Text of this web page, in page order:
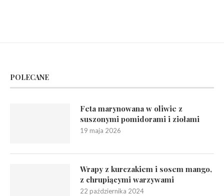
POLECANE
Feta marynowana w oliwie z
suszonymi pomidorami i ziołami
19 maja 2026
Wrapy z kurczakiem i sosem mango,
z chrupiącymi warzywami
22 października 2024